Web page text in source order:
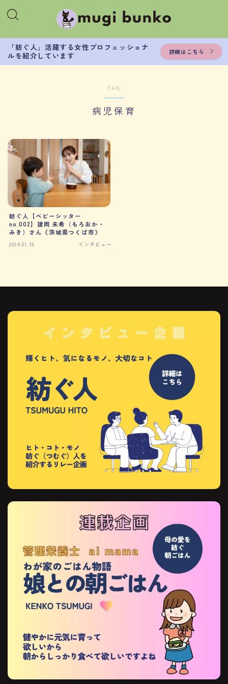
「紡ぐ人」活躍する女性プロフェッショナ
ルを紹介しています
詳細はこちら
TAG
病児保育
紡ぐ人【ベビーシッター
no.002】諸岡 未希（もろおか・
みき）さん《茨城県つくば市》
2024.01.18 インタビュー